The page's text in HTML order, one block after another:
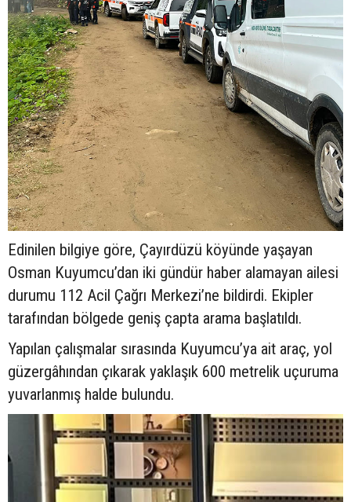
Edinilen bilgiye göre, Çayırdüzü köyünde yaşayan
Osman Kuyumcu’dan iki gündür haber alamayan ailesi
durumu 112 Acil Çağrı Merkezi’ne bildirdi. Ekipler
tarafından bölgede geniş çapta arama başlatıldı.
Yapılan çalışmalar sırasında Kuyumcu’ya ait araç, yol
güzergâhından çıkarak yaklaşık 600 metrelik uçuruma
yuvarlanmış halde bulundu.